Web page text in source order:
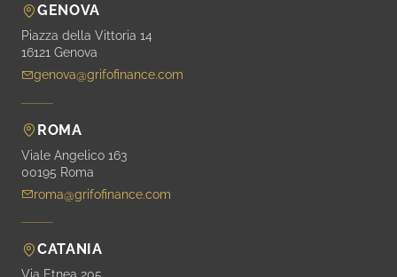
GENOVA
Piazza della Vittoria 14
16121 Genova
genova@grifofinance.com
ROMA
Viale Angelico 163
00195 Roma
roma@grifofinance.com
CATANIA